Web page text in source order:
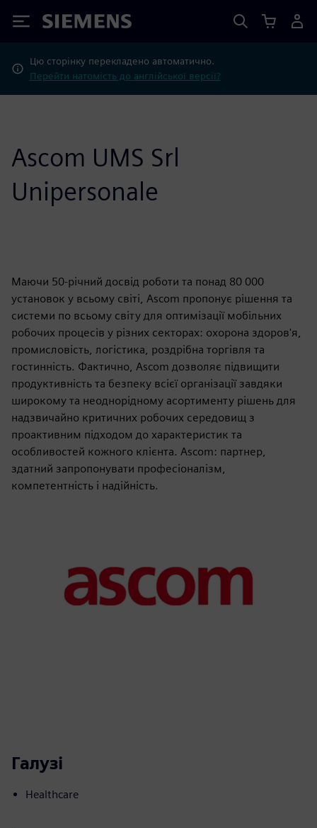
Siemens
Цю сторінку перекладено автоматично.
Перейти натомість до англійської версії?
Ascom UMS Srl
Unipersonale
Маючи 50-річний досвід роботи та понад 80 000
установок у всьому світі, Ascom пропонує рішення та
системи по всьому світу для оптимізації мобільних
робочих процесів у різних секторах: охорона здоров'я,
промисловість, логістика, роздрібна торгівля та
гостинність. Фактично, Ascom дозволяє підвищити
продуктивність та безпеку всієї організації завдяки
широкому та неоднорідному асортименту рішень для
надзвичайно критичних робочих середовищ з
проактивним підходом до характеристик та
особливостей кожного клієнта. Ascom: партнер,
здатний запропонувати професіоналізм,
компетентність і надійність.
Галузі
Healthcare